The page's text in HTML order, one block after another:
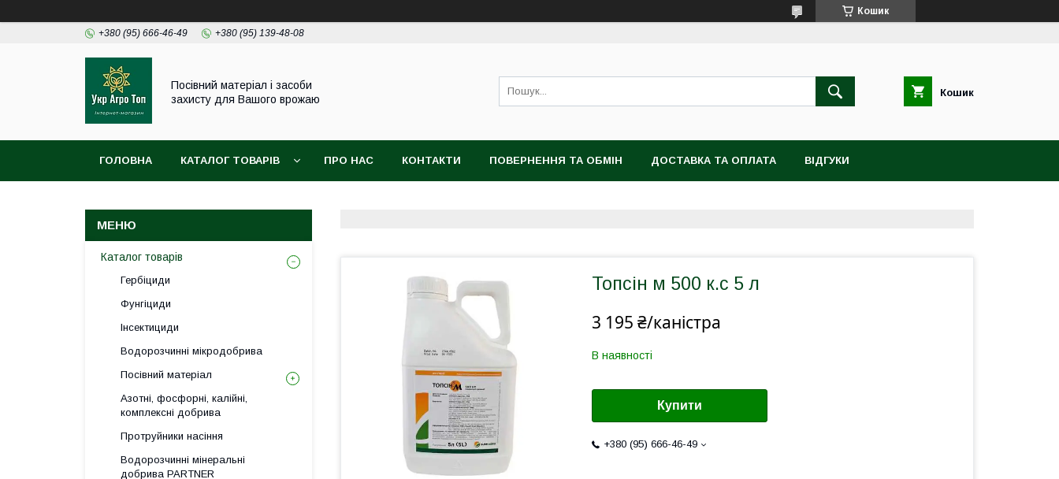
Кошик
+380 (95) 666-46-49 +380 (95) 139-48-08
Посівний матеріал і засоби
захисту для Вашого врожаю
Кошик
ГОЛОВНА КАТАЛОГ ТОВАРІВ ПРО НАС КОНТАКТИ ПОВЕРНЕННЯ ТА ОБМІН ДОСТАВКА ТА ОПЛАТА ВІДГУКИ
Топсін м 500 к.с 5 л
3 195 ₴/каністра
В наявності
Купити
+380 (95) 666-46-49
Каталог товарів
Гербіциди
Фунгіциди
Інсектициди
Водорозчинні мікродобрива
Посівний матеріал
Азотні, фосфорні, калійні,
комплексні добрива
Протруйники насіння
Водорозчинні мінеральні
добрива PARTNER